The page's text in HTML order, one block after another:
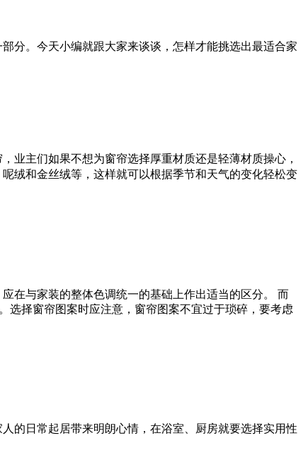
。今天小编就跟大家来谈谈，怎样才能挑选出最适合家
主们如果不想为窗帘选择厚重材质还是轻薄材质操心，
绒和金丝绒等，这样就可以根据季节和天气的变化轻松变
在与家装的整体色调统一的基础上作出适当的区分。 而
选择窗帘图案时应注意，窗帘图案不宜过于琐碎，要考虑
日常起居带来明朗心情，在浴室、厨房就要选择实用性